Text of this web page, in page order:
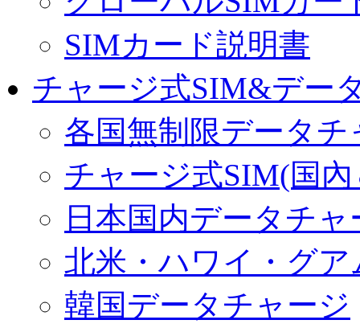
SIMカード説明書
チャージ式SIM&デー
各国無制限データチ
チャージ式SIM(国
日本国内データチャ
北米・ハワイ・グ
韓国データチャージ